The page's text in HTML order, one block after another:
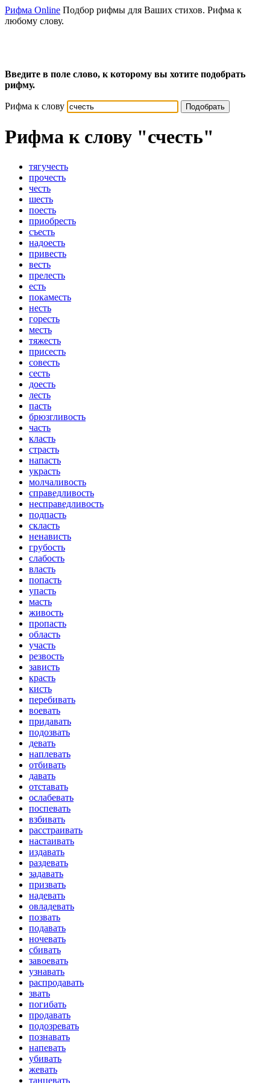
Рифма Online Подбор рифмы для Ваших стихов. Рифма к
любому слову.
Введите в поле слово, к которому вы хотите подобрать
рифму.
Рифма к слову Подобрать
Рифма к слову "счесть"
тягучесть
прочесть
честь
шесть
поесть
приобресть
съесть
надоесть
привесть
весть
прелесть
есть
покаместь
несть
горесть
месть
тяжесть
присесть
совесть
сесть
доесть
лесть
пасть
брюзгливость
часть
класть
страсть
напасть
украсть
молчаливость
справедливость
несправедливость
подпасть
скласть
ненависть
грубость
слабость
власть
попасть
упасть
масть
живость
пропасть
область
участь
резвость
зависть
красть
кисть
перебивать
воевать
придавать
подозвать
девать
наплевать
отбивать
давать
отставать
ослабевать
поспевать
взбивать
расстраивать
настаивать
издавать
раздевать
задавать
призвать
надевать
овладевать
позвать
подавать
ночевать
сбивать
завоевать
узнавать
распродавать
звать
погибать
продавать
подозревать
познавать
напевать
убивать
жевать
танцевать